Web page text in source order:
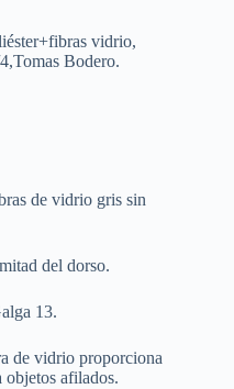
vidrio,
Bodero.
de vidrio gris sin
del dorso.
13.
de vidrio proporciona
objetos afilados.